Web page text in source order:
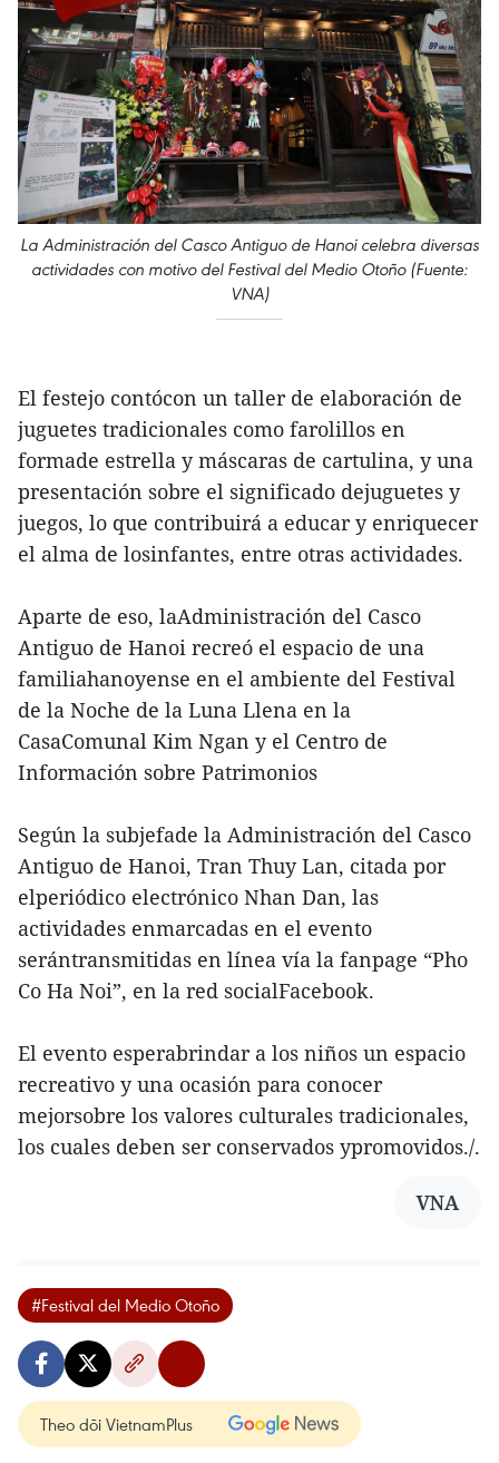
La Administración del Casco Antiguo de Hanoi celebra diversas
actividades con motivo del Festival del Medio Otoño (Fuente:
VNA)
El festejo contócon un taller de elaboración de
juguetes tradicionales como farolillos en
formade estrella y máscaras de cartulina, y una
presentación sobre el significado dejuguetes y
juegos, lo que contribuirá a educar y enriquecer
el alma de losinfantes, entre otras actividades.
Aparte de eso, laAdministración del Casco
Antiguo de Hanoi recreó el espacio de una
familiahanoyense en el ambiente del Festival
de la Noche de la Luna Llena en la
CasaComunal Kim Ngan y el Centro de
Información sobre Patrimonios
Según la subjefade la Administración del Casco
Antiguo de Hanoi, Tran Thuy Lan, citada por
elperiódico electrónico Nhan Dan, las
actividades enmarcadas en el evento
serántransmitidas en línea vía la fanpage “Pho
Co Ha Noi”, en la red socialFacebook.
El evento esperabrindar a los niños un espacio
recreativo y una ocasión para conocer
mejorsobre los valores culturales tradicionales,
los cuales deben ser conservados ypromovidos./.
VNA
#Festival del Medio Otoño
Theo dõi VietnamPlus